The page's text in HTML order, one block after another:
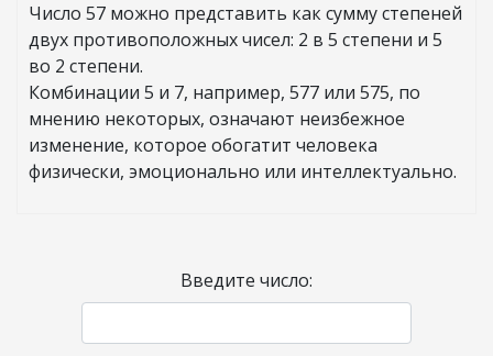
Число 57 можно представить как сумму степеней
двух противоположных чисел: 2 в 5 степени и 5
во 2 степени.
Комбинации 5 и 7, например, 577 или 575, по
мнению некоторых, означают неизбежное
изменение, которое обогатит человека
физически, эмоционально или интеллектуально.
Введите число: